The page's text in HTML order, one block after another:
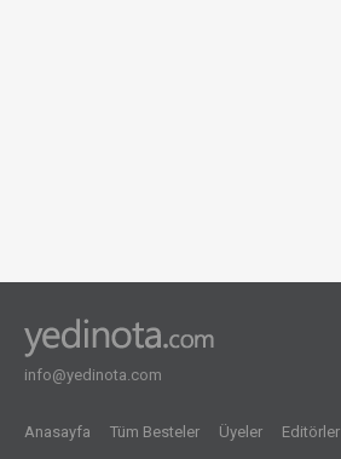
info@yedinota.com
Anasayfa Tüm Besteler Üyeler Editörler